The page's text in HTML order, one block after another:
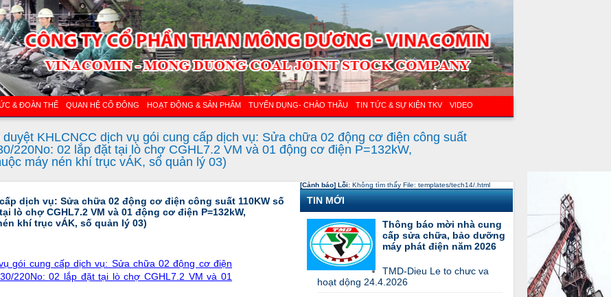
& ĐOÀN THỂ QUAN HỆ CỔ ĐÔNG HOẠT ĐỘNG & SẢN PHẨM TUYỂN DỤNG- CHÀO THẦU TIN TỨC & SỰ KIỆN TKV VIDEO
KHLCNCC dịch vụ gói cung cấp dịch vụ: Sửa chữa 02 động cơ điện công suất
220No: 02 lắp đặt tại lò chợ CGHL7.2 VM và 01 động cơ điện P=132kW,
máy nén khí trục vÁK, số quản lý 03)
dịch vụ: Sửa chữa 02 động cơ điện công suất 110KW số
lò chợ CGHL7.2 VM và 01 động cơ điện P=132kW,
khí trục vÁK, số quản lý 03)
gói cung cấp dịch vụ: Sửa chữa 02 động cơ điện
220No: 02 lắp đặt tại lò chợ CGHL7.2 VM và 01
[Cảnh báo] Lỗi: Không tìm thấy File: templates/tech14/.html
TIN MỚI
Thông báo mời nhà cung
cấp sửa chữa, bảo dưỡng
máy phát điện năm 2026
TMD-Dieu Le to chưc va
hoạt dộng 24.4.2026